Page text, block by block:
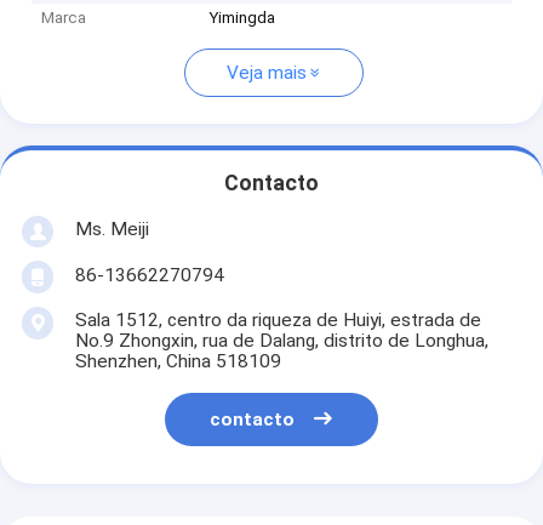
Marca
Yimingda
Veja mais
Contacto
Ms. Meiji
86-13662270794
Sala 1512, centro da riqueza de Huiyi, estrada de
No.9 Zhongxin, rua de Dalang, distrito de Longhua,
Shenzhen, China 518109
contacto